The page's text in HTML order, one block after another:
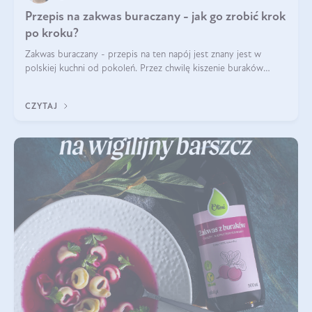
Przepis na zakwas buraczany - jak go zrobić krok
po kroku?
Zakwas buraczany - przepis na ten napój jest znany jest w
polskiej kuchni od pokoleń. Przez chwilę kiszenie buraków
CZYTAJ